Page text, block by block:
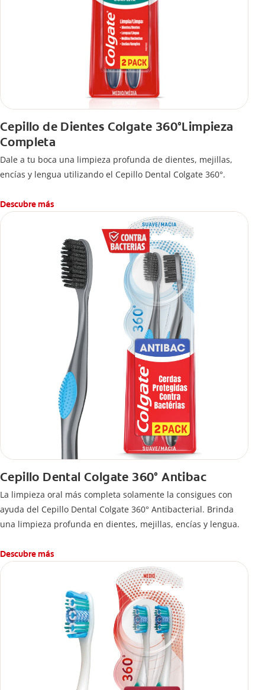
Cepillo de Dientes Colgate 360°Limpieza
Completa
Dale a tu boca una limpieza profunda de dientes, mejillas,
encías y lengua utilizando el Cepillo Dental Colgate 360°.
Descubre más
Cepillo Dental Colgate 360° Antibac
La limpieza oral más completa solamente la consigues con
ayuda del Cepillo Dental Colgate 360° Antibacterial. Brinda
una limpieza profunda en dientes, mejillas, encías y lengua.
Descubre más